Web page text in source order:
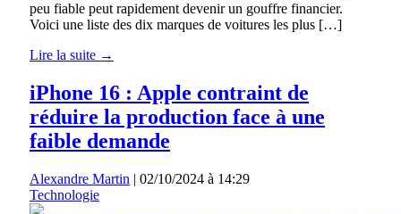
peu fiable peut rapidement devenir un gouffre financier.
Voici une liste des dix marques de voitures les plus […]
Lire la suite →
iPhone 16 : Apple contraint de
réduire la production face à une
faible demande
Alexandre Martin | 02/10/2024 à 14:29
Technologie